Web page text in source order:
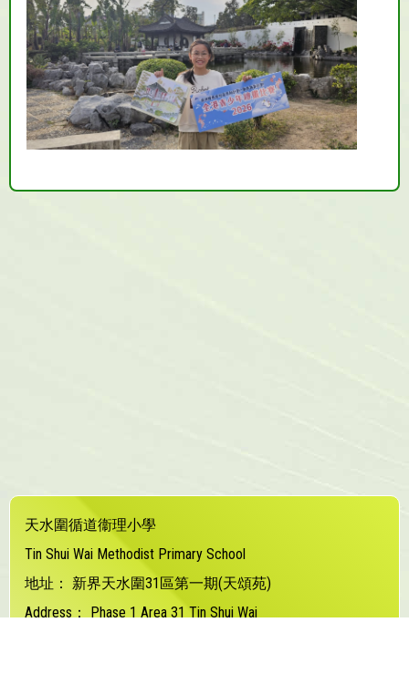
天水圍循道衞理小學
Tin Shui Wai Methodist Primary School
地址：
新界天水圍31區第一期(天頌苑)
Address：
Phase 1 Area 31 Tin Shui Wai